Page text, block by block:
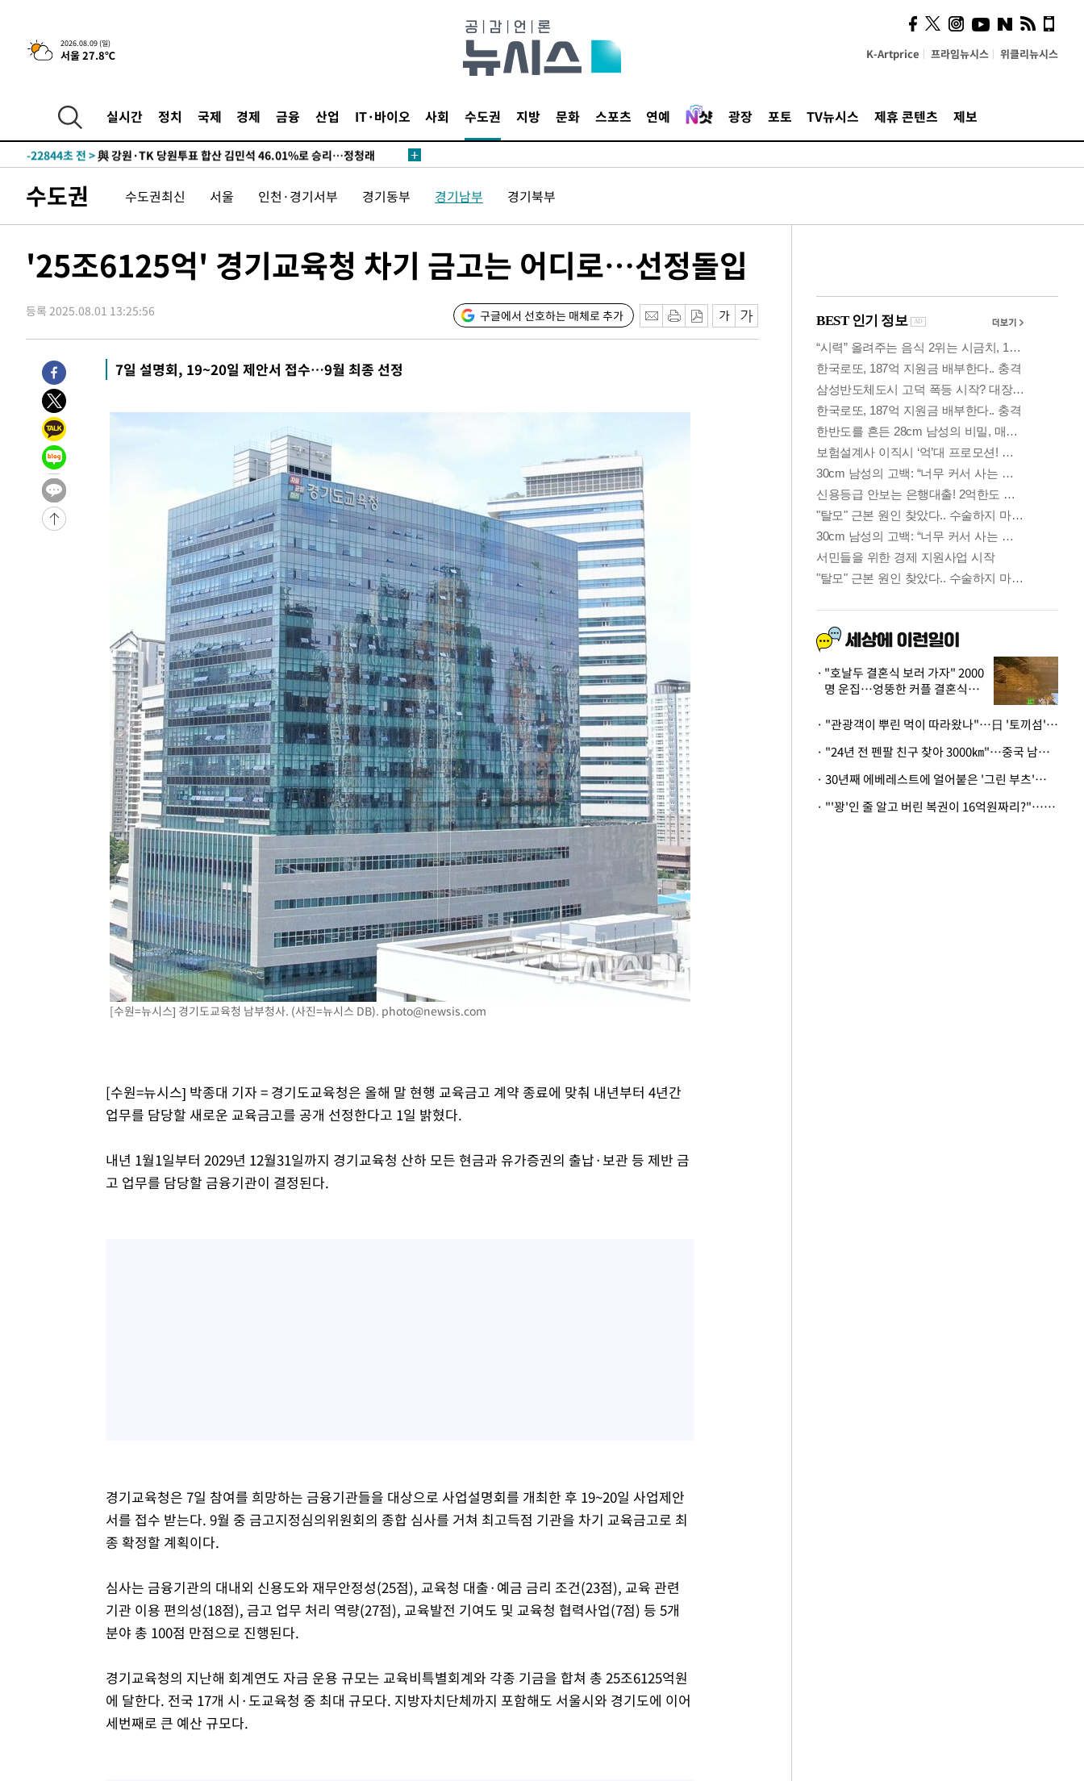
2026.08.09 (일)
서울 27.8℃ K-Artprice 프라임뉴시스 위클리뉴시스
실시간 정치 국제 경제 금융 산업 IT·바이오 사회 수도권 지방 문화 스포츠 연예 광장 포토 TV뉴시스 제휴 콘텐츠 제보
-31942초 전 >네타냐후, 트럼프의 가자 평화 2차 15개조 평화안 '거부'
-28538초 전 > 이강인 ATM 입단식에 '상암벌 들썩'…"세계적인 선수 되길"
-24880초 전 >
AT마드리드 데뷔 앞둔 이강인, 맨시티전 선발 대신 '벤치 시작'
-23510초 전 >
44.40%
-22844초 전 >與 강원·TK 당원투표 합산 김민석 46.01%로 승리…정청래
-22491초 전 >
[속보]與 당대표 경선, 경북 권리당원 투표 김민석 47.37%·정청래
-22393초 전 >[속보]與 당대표 경선, 대구 권리당원 투표 정청래 47.82%·김민석
득표
-20108초 전 >"일본축구협회, 대한축구협회 성 접대 의혹 심판 조사"
정상
-8115초 전 >"얼마나 더웠으면"…안동 물길공원서 헤엄친 구렁이 '소동'
-8042초 전 >손흥민, 68분 뛰고 2경기 침묵…LAFC, 톨루카에 1-0 승리(종합)
-7314초 전 >
'2경기 연속 침묵' 손흥민, 톨루카전 68분만 뛰고 슈팅 0개
-6066초 전 >
이강인, 오늘 서울서 AT마드리드 입단식…'전례 없는 특급대우'
1시간 전 >
2시간 전 >
콜롬비아 신임 우파 대통령 취임 하루만에 차량폭탄 폭발 사건
3시간 전 >
튀르키예 외무장관, "메카 3국 방위협정은 이란이 목표 아냐 " 밝혀
4시간 전 >
이군이 불법 군시설 건설한 레바논 남부에서 레바논군 3명 폭발로 부상
-31942초 전 >
네타냐후, 트럼프의 가자 평화 2차 15개조 평화안 '거부'
-28538초 전 >
이강인 ATM 입단식에 '상암벌 들썩'…"세계적인 선수 되길"
태풍 돌핀, 중 저장성 타이저우시 해안에 상륙 (1보)
AT마드리드 데뷔 앞둔 이강인, 맨시티전 선발 대신 '벤치 시작'
[속보]與 강원·TK 당원투표 합산 김민석 48.54%로 승리…정청래
與 강원·TK 당원투표 합산 김민석 46.01%로 승리…정청래
[속보]與전대 권리당원투표…강원·경북 김민석, 대구 정청래 승리
[속보]與 당대표 경선, 경북 권리당원 투표 김민석 47.37%·정청래
[속보]與 당대표 경선, 대구 권리당원 투표 정청래 47.82%·김민석
[속보]與 당대표 경선, 강원 권리당원 투표 김민석 승리…50.30%
"일본축구협회, 대한축구협회 성 접대 의혹 심판 조사"
[속보]장은수, KLPGA 제주삼다수 역전 우승…데뷔 10년 차에 첫
"얼마나 더웠으면"…안동 물길공원서 헤엄친 구렁이 '소동'
손흥민, 68분 뛰고 2경기 침묵…LAFC, 톨루카에 1-0 승리(종합)
'2경기 연속 침묵' 손흥민, 톨루카전 68분만 뛰고 슈팅 0개
이강인, 오늘 서울서 AT마드리드 입단식…'전례 없는 특급대우'
'여긴 20도, 저긴 50도'…열화상 카메라로 본 폭염 저감시설 '온도차'
콜롬비아 신임 우파 대통령 취임 하루만에 차량폭탄 폭발 사건
튀르키예 외무장관, "메카 3국 방위협정은 이란이 목표 아냐 " 밝혀
이군이 불법 군시설 건설한 레바논 남부에서 레바논군 3명 폭발로 부상
수도권 수도권최신 서울 인천·경기서부 경기동부 경기남부 경기북부
'25조6125억' 경기교육청 차기 금고는 어디로…선정돌입
등록 2025.08.01 13:25:56 구글에서 선호하는 매체로 추가
7일 설명회, 19~20일 제안서 접수…9월 최종 선정
[수원=뉴시스] 경기도교육청 남부청사. (사진=뉴시스 DB). photo@newsis.com
[수원=뉴시스] 박종대 기자 = 경기도교육청은 올해 말 현행 교육금고 계약 종료에 맞춰 내년부터 4년간
업무를 담당할 새로운 교육금고를 공개 선정한다고 1일 밝혔다.
내년 1월1일부터 2029년 12월31일까지 경기교육청 산하 모든 현금과 유가증권의 출납·보관 등 제반 금
고 업무를 담당할 금융기관이 결정된다.
경기교육청은 7일 참여를 희망하는 금융기관들을 대상으로 사업설명회를 개최한 후 19~20일 사업제안
서를 접수 받는다. 9월 중 금고지정심의위원회의 종합 심사를 거쳐 최고득점 기관을 차기 교육금고로 최
종 확정할 계획이다.
심사는 금융기관의 대내외 신용도와 재무안정성(25점), 교육청 대출·예금 금리 조건(23점), 교육 관련
기관 이용 편의성(18점), 금고 업무 처리 역량(27점), 교육발전 기여도 및 교육청 협력사업(7점) 등 5개
분야 총 100점 만점으로 진행된다.
경기교육청의 지난해 회계연도 자금 운용 규모는 교육비특별회계와 각종 기금을 합쳐 총 25조6125억원
에 달한다. 전국 17개 시·도교육청 중 최대 규모다. 지방자치단체까지 포함해도 서울시와 경기도에 이어
세번째로 큰 예산 규모다.
사이 해답 찾았죠"…알을
깨고 나온 '초자아'
"호날두 결혼식 보러 가자" 2000
명 운집…엉뚱한 커플 결혼식에
· "관광객이 뿌린 먹이 따라왔나"…日 '토끼섬' 멧돼지, 토끼까지 사냥
· "24년 전 펜팔 친구 찾아 3000㎞"…중국 남성 사연에 '뭉클'
· 30년째 에베레스트에 얼어붙은 '그린 부츠'…드디어 가족 품으로
· "'꽝'인 줄 알고 버린 복권이 16억원짜리?"…극적으로 되찾은 사연